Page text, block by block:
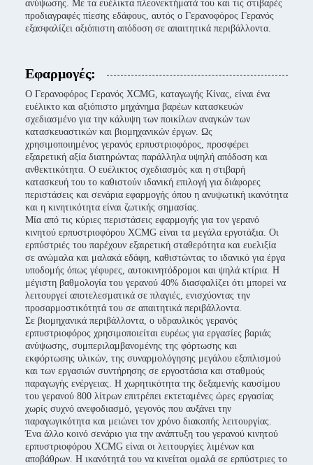
ανύψωσης. Με τα ευέλικτα πλεονεκτήματά του και τις στιβαρές
προδιαγραφές πίεσης εδάφους, αυτός ο Γερανοφόρος Γερανός
εξασφαλίζει αξιόπιστη απόδοση σε απαιτητικά περιβάλλοντα.
Εφαρμογές:
Ο Γερανοφόρος Γερανός XCMG, καταγωγής Κίνας, είναι ένα
ευέλικτο και αξιόπιστο μηχάνημα βαρέων κατασκευών
σχεδιασμένο για την κάλυψη των ποικίλων αναγκών των
κατασκευαστικών και βιομηχανικών έργων. Ως
χρησιμοποιημένος γερανός ερπυστριοφόρος, προσφέρει
εξαιρετική αξία διατηρώντας παράλληλα υψηλή απόδοση και
ανθεκτικότητα. Ο ευέλικτος σχεδιασμός και η στιβαρή
κατασκευή του το καθιστούν ιδανική επιλογή για διάφορες
περιστάσεις και σενάρια εφαρμογής όπου η ανυψωτική ικανότητα
και η κινητικότητα είναι ζωτικής σημασίας.
Μία από τις κύριες περιστάσεις εφαρμογής για τον γερανό
κινητού ερπυστριοφόρου XCMG είναι τα μεγάλα εργοτάξια. Οι
ερπύστριές του παρέχουν εξαιρετική σταθερότητα και ευελιξία
σε ανώμαλα και μαλακά εδάφη, καθιστώντας το ιδανικό για έργα
υποδομής όπως γέφυρες, αυτοκινητόδρομοι και ψηλά κτίρια. Η
μέγιστη βαθμολογία του γερανού 40% διασφαλίζει ότι μπορεί να
λειτουργεί αποτελεσματικά σε πλαγιές, ενισχύοντας την
προσαρμοστικότητά του σε απαιτητικά περιβάλλοντα.
Σε βιομηχανικά περιβάλλοντα, ο υδραυλικός γερανός
ερπυστριοφόρος χρησιμοποιείται ευρέως για εργασίες βαριάς
ανύψωσης, συμπεριλαμβανομένης της φόρτωσης και
εκφόρτωσης υλικών, της συναρμολόγησης μεγάλου εξοπλισμού
και των εργασιών συντήρησης σε εργοστάσια και σταθμούς
παραγωγής ενέργειας. Η χωρητικότητα της δεξαμενής καυσίμου
του γερανού 800 λίτρων επιτρέπει εκτεταμένες ώρες εργασίας
χωρίς συχνό ανεφοδιασμό, γεγονός που αυξάνει την
παραγωγικότητα και μειώνει τον χρόνο διακοπής λειτουργίας.
Ένα άλλο κοινό σενάριο για την ανάπτυξη του γερανού κινητού
ερπυστριοφόρου XCMG είναι οι λειτουργίες λιμένων και
αποβάθρων. Η ικανότητά του να κινείται ομαλά σε ερπύστριες το